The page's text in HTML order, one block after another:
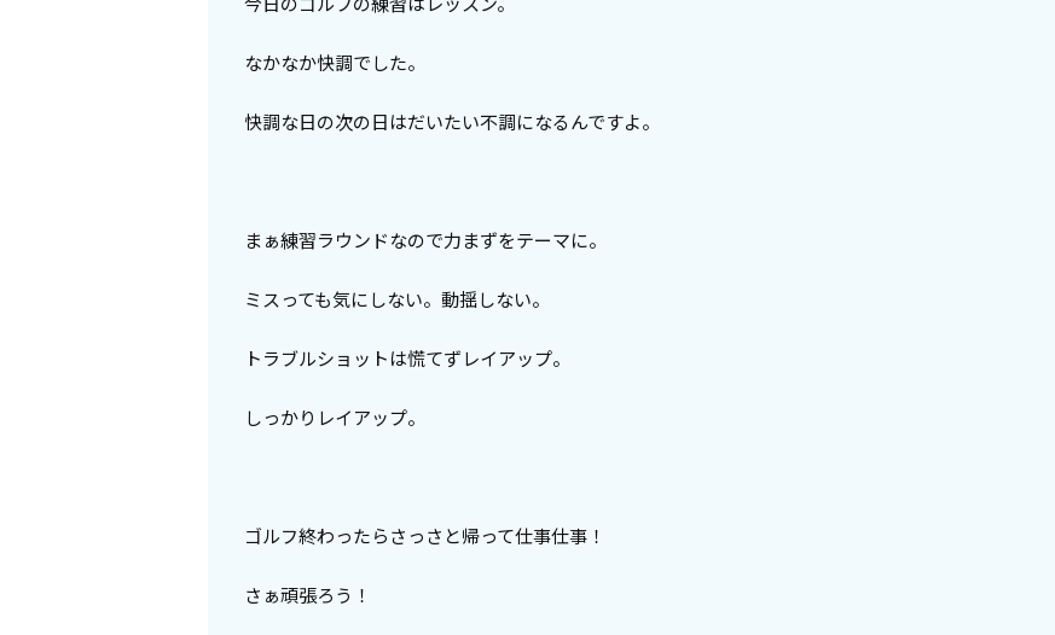
今日のゴルフの練習はレッスン。
なかなか快調でした。
快調な日の次の日はだいたい不調になるんですよ。
まぁ練習ラウンドなので力まずをテーマに。
ミスっても気にしない。動揺しない。
トラブルショットは慌てずレイアップ。
しっかりレイアップ。
ゴルフ終わったらさっさと帰って仕事仕事！
さぁ頑張ろう！